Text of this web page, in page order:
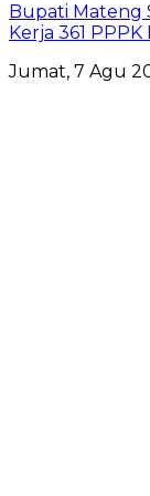
Bupati Mateng
Kerja 361
Jumat, 7 Agu